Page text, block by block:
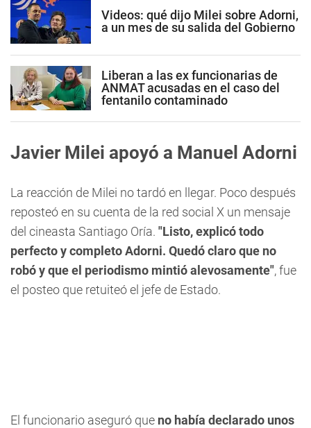
Videos: qué dijo Milei sobre Adorni,
a un mes de su salida del Gobierno
Liberan a las ex funcionarias de
ANMAT acusadas en el caso del
fentanilo contaminado
Javier Milei apoyó a Manuel Adorni
La reacción de Milei no tardó en llegar. Poco después
reposteó en su cuenta de la red social X un mensaje
del cineasta Santiago Oría. "Listo, explicó todo
perfecto y completo Adorni. Quedó claro que no
robó y que el periodismo mintió alevosamente", fue
el posteo que retuiteó el jefe de Estado.
El funcionario aseguró que no había declarado unos